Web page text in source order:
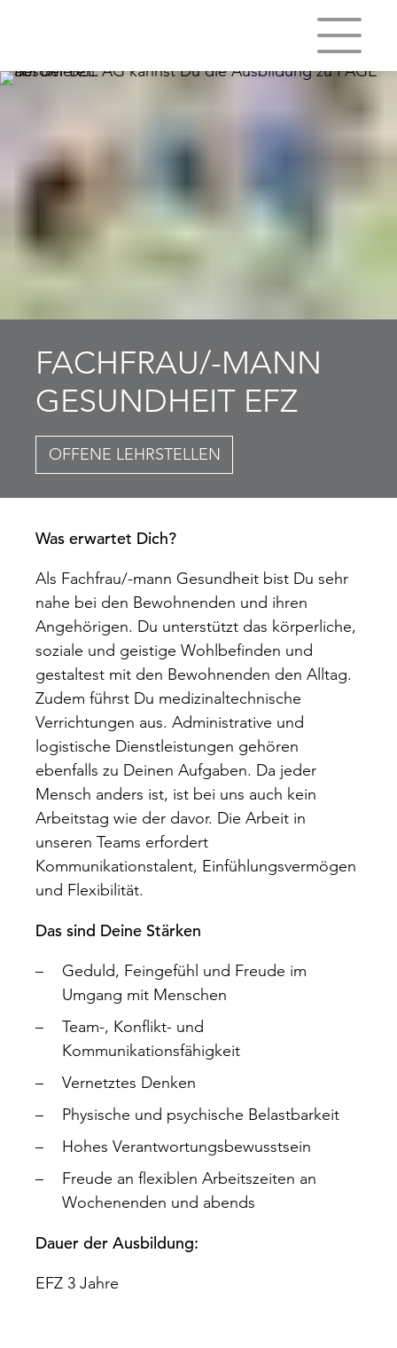
FACHFRAU/-MANN
GESUNDHEIT EFZ
OFFENE LEHRSTELLEN
Was erwartet Dich?
Als Fachfrau/-mann Gesundheit bist Du sehr
nahe bei den Bewohnenden und ihren
Angehörigen. Du unterstützt das körperliche,
soziale und geistige Wohlbefinden und
gestaltest mit den Bewohnenden den Alltag.
Zudem führst Du medizinaltechnische
Verrichtungen aus. Administrative und
logistische Dienstleistungen gehören
ebenfalls zu Deinen Aufgaben. Da jeder
Mensch anders ist, ist bei uns auch kein
Arbeitstag wie der davor. Die Arbeit in
unseren Teams erfordert
Kommunikationstalent, Einfühlungsvermögen
und Flexibilität.
Das sind Deine Stärken
Geduld, Feingefühl und Freude im
Umgang mit Menschen
Team-, Konflikt- und
Kommunikationsfähigkeit
Vernetztes Denken
Physische und psychische Belastbarkeit
Hohes Verantwortungsbewusstsein
Freude an flexiblen Arbeitszeiten an
Wochenenden und abends
Dauer der Ausbildung:
EFZ 3 Jahre